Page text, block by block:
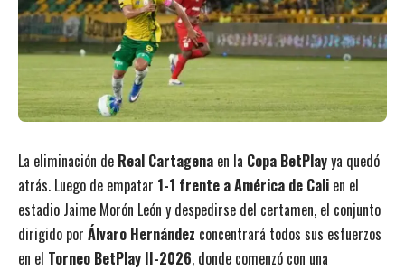
La eliminación de Real Cartagena en la Copa BetPlayya quedó
atrás. Luego de empatar 1-1 frente a América de Cali en el
estadio Jaime Morón León y despedirse del certamen, el conjunto
dirigido por Álvaro Hernández concentrará todos sus esfuerzos
en el Torneo BetPlay II-2026, donde comenzó con una